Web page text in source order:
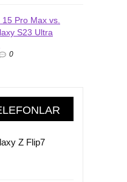
Pro Max vs.
S23 Ultra
0
Z Flip7